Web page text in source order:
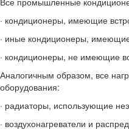
· кондиционеры, имеющие
· иные кондиционеры,
· кондиционеры, не имеющие
Аналогичным образом, все
оборудования:
· радиаторы, использующие
· воздухонагреватели и